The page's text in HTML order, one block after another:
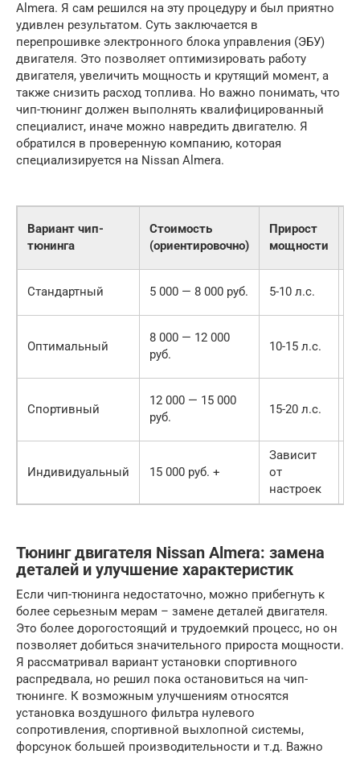
Almera. Я сам решился на эту процедуру и был приятно
удивлен результатом. Суть заключается в
перепрошивке электронного блока управления (ЭБУ)
двигателя. Это позволяет оптимизировать работу
двигателя, увеличить мощность и крутящий момент, а
также снизить расход топлива. Но важно понимать, что
чип-тюнинг должен выполнять квалифицированный
специалист, иначе можно навредить двигателю. Я
обратился в проверенную компанию, которая
специализируется на Nissan Almera.
Вариант чип-
тюнинга
Стоимость
(ориентировочно)
Прирост
мощности
Стандартный 5 000 — 8 000 руб. 5-10 л.с.
Оптимальный
8 000 — 12 000
руб.
10-15 л.с.
Спортивный
12 000 — 15 000
руб.
15-20 л.с.
Индивидуальный 15 000 руб. +
Зависит
от
настроек
Тюнинг двигателя Nissan Almera: замена
деталей и улучшение характеристик
Если чип-тюнинга недостаточно, можно прибегнуть к
более серьезным мерам – замене деталей двигателя.
Это более дорогостоящий и трудоемкий процесс, но он
позволяет добиться значительного прироста мощности.
Я рассматривал вариант установки спортивного
распредвала, но решил пока остановиться на чип-
тюнинге. К возможным улучшениям относятся
установка воздушного фильтра нулевого
сопротивления, спортивной выхлопной системы,
форсунок большей производительности и т.д. Важно